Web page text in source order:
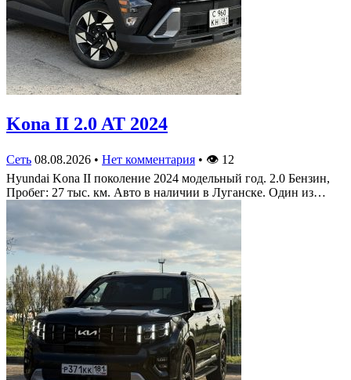
Kona II 2.0 AT 2024
Сеть 08.08.2026 • Нет комментария • 👁 12
Hyundai Kona II поколение 2024 модельный год. 2.0 Бензин,
Пробег: 27 тыс. км. Авто в наличии в Луганске. Один из…